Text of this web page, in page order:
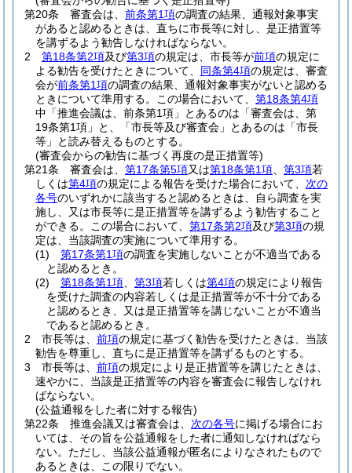
第20条
審査会は、 前条第1項の調査の結果、通報対象事実
があると認めるときは、直ちに市長等に対し、是正措置等
を講ずるよう勧告しなければならない。
2
第18条第2項及び第3項の規定は、市長等が前項の規定に
よる勧告を受けたときについて、 同条第4項の規定は、審査
会が前条第1項の調査の結果、通報対象事実がないと認める
ときについて準用する。
この場合において、 第18条第4項
中「推進会議は、前条第1項」とあるのは「審査会は、第
19条第1項」と、「市長等及び審査会」とあるのは「市長
等」と読み替えるものとする。
(審査会からの勧告に基づく再度の是正措置等)
第21条
審査会は、 第17条第5項又は第18条第1項 第3項若
しくは第4項の規定による報告を受けた場合において、 次の
各号のいずれかに該当すると認めるときは、自ら調査を実
施し、又は市長等に是正措置等を講ずるよう勧告すること
ができる。
この場合において、 第17条第2項及び第3項の規
定は、当該調査の実施について準用する。
(1)
第17条第1項の調査を実施しないことが不適当である
と認めるとき。
(2)
第18条第1項 第3項若しくは第4項の規定により報告
を受けた調査の内容若しくは是正措置等が不十分である
と認めるとき、又は是正措置等を講じないことが不適当
であると認めるとき。
2
市長等は、 前項の規定に基づく勧告を受けたときは、当該
勧告を尊重し、直ちに是正措置等を講ずるものとする。
3
市長等は、 前項の規定により是正措置等を講じたときは、
速やかに、当該是正措置等の内容を審査会に報告しなけれ
ばならない。
(公益通報をした者に対する報告)
第22条
推進会議又は審査会は、 次の各号に掲げる場合にお
いては、その旨を公益通報をした者に通知しなければなら
ない。 ただし、当該公益通報が匿名によりなされたもので
あるときは、この限りでない。